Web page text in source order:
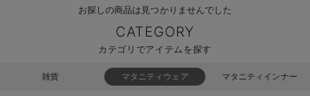
買って正解！高評価レビューアイテム
冬に可愛いニットがお得！
親子コーデ｜ママとベビーにおすすめ！
お探しの商品は見つかりませんでした
CATEGORY
カテゴリでアイテムを探す
雑貨 マタニティウェア マタニティインナー